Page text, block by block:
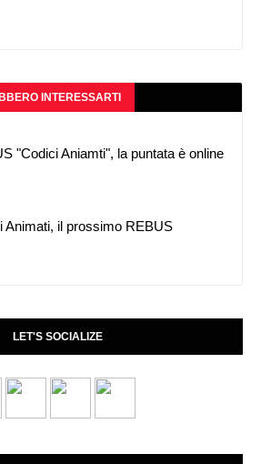
INTERESSARTI
"Codici Aniamti", la puntata è online
Animati, il prossimo REBUS
LET'S SOCIALIZE